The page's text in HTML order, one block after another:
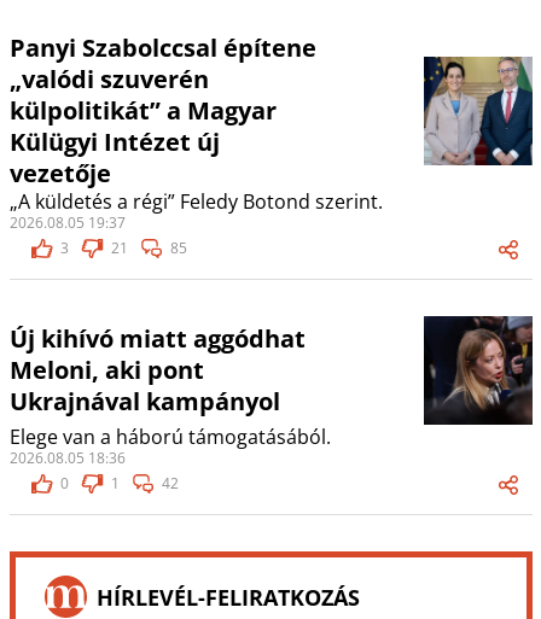
Panyi Szabolccsal építene
„valódi szuverén
külpolitikát” a Magyar
Külügyi Intézet új
vezetője
„A küldetés a régi” Feledy Botond szerint.
2026.08.05 19:37
3
21 85
Új kihívó miatt aggódhat
Meloni, aki pont
Ukrajnával kampányol
Elege van a háború támogatásából.
2026.08.05 18:36
0
1 42
HÍRLEVÉL-FELIRATKOZÁS